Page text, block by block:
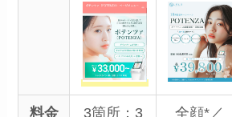
料金
3箇所：3
全顔*／